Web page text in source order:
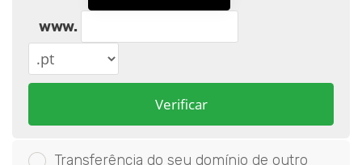
www.
Verificar
Transferência do seu domínio de outro